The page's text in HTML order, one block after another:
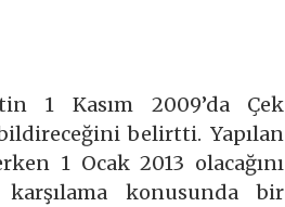
1 Kasım 2009’da Çek
belirtti. Yapılan
1 Ocak 2013 olacağını
konusunda bir